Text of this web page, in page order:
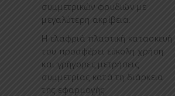
συμμετρικών φρυδιών με
μεγαλύτερη ακρίβεια.
Η ελαφριά πλαστική κατασκευή
του προσφέρει εύκολη χρήση
και γρήγορες μετρήσεις
συμμετρίας κατά τη διάρκεια
της εφαρμογής.